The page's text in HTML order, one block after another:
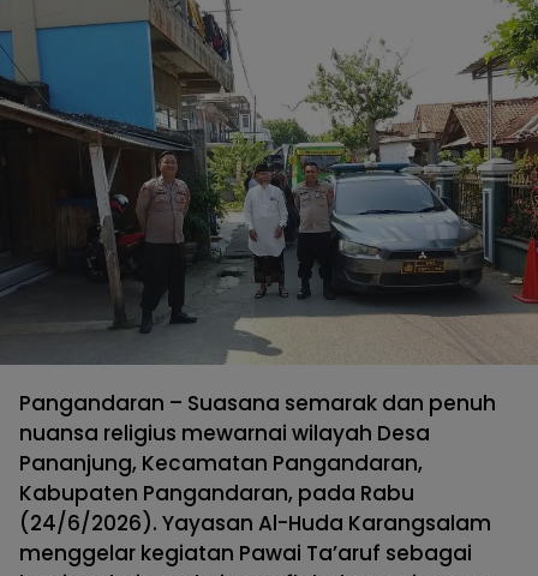
Pangandaran – Suasana semarak dan penuh
nuansa religius mewarnai wilayah Desa
Pananjung, Kecamatan Pangandaran,
Kabupaten Pangandaran, pada Rabu
(24/6/2026). Yayasan Al-Huda Karangsalam
menggelar kegiatan Pawai Ta’aruf sebagai